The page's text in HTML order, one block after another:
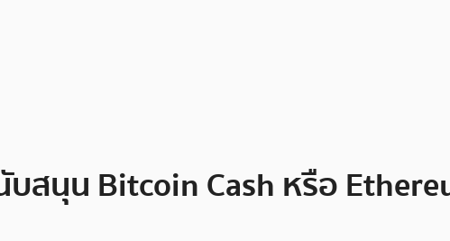
นุน Bitcoin Cash หรือ